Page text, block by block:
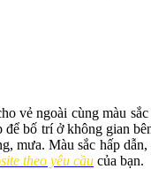
ngoài cùng màu
bố trí ở không gian
mưa. Màu sắc hấp
theo yêu cầu của bạn.